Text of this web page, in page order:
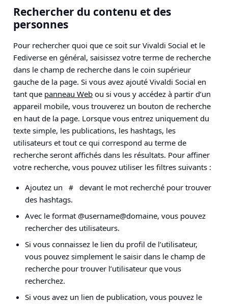
Rechercher du contenu et des
personnes
Pour rechercher quoi que ce soit sur Vivaldi Social et le
Fediverse en général, saisissez votre terme de recherche
dans le champ de recherche dans le coin supérieur
gauche de la page. Si vous avez ajouté Vivaldi Social en
tant que panneau Web ou si vous y accédez à partir d’un
appareil mobile, vous trouverez un bouton de recherche
en haut de la page. Lorsque vous entrez uniquement du
texte simple, les publications, les hashtags, les
utilisateurs et tout ce qui correspond au terme de
recherche seront affichés dans les résultats. Pour affiner
votre recherche, vous pouvez utiliser les filtres suivants :
Ajoutez un
#
devant le mot recherché pour trouver
des hashtags.
Avec le format @username@domaine, vous pouvez
rechercher des utilisateurs.
Si vous connaissez le lien du profil de l’utilisateur,
vous pouvez simplement le saisir dans le champ de
recherche pour trouver l’utilisateur que vous
recherchez.
Si vous avez un lien de publication, vous pouvez le